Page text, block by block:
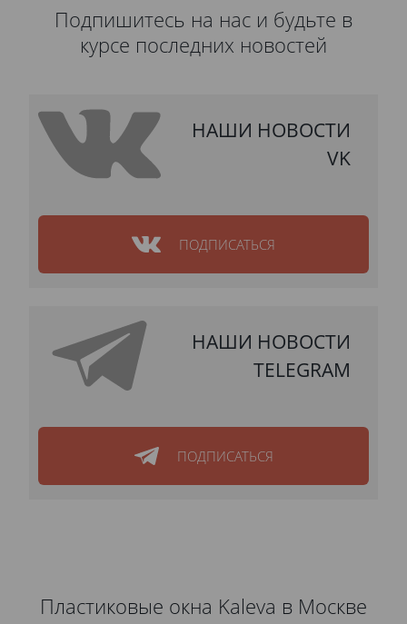
Подпишитесь на нас и будьте в
курсе последних новостей
НАШИ НОВОСТИ
VK
ПОДПИСАТЬСЯ
НАШИ НОВОСТИ
TELEGRAM
ПОДПИСАТЬСЯ
Пластиковые окна Kaleva в Москве